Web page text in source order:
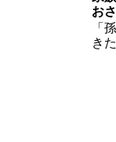
お
「
き